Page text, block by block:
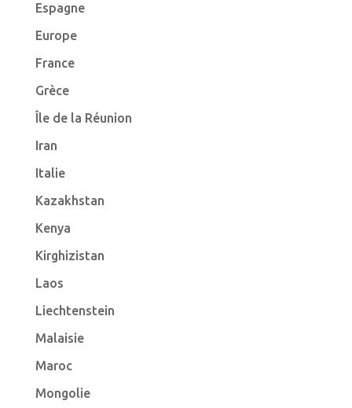
Espagne
Europe
France
Grèce
Île de la Réunion
Iran
Italie
Kazakhstan
Kenya
Kirghizistan
Laos
Liechtenstein
Malaisie
Maroc
Mongolie